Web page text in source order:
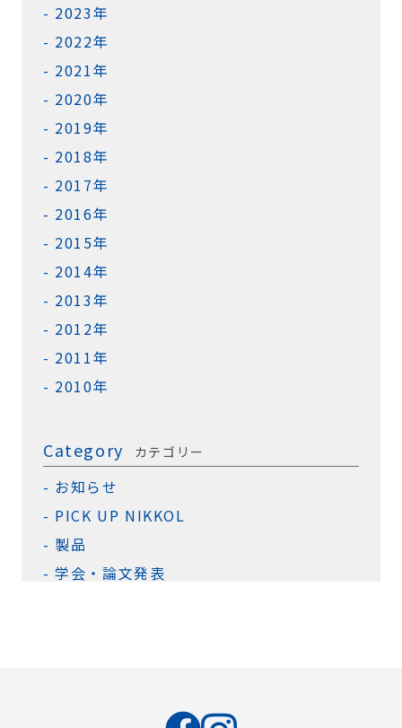
2023年
2022年
2021年
2020年
2019年
2018年
2017年
2016年
2015年
2014年
2013年
2012年
2011年
2010年
Category カテゴリー
お知らせ
PICK UP NIKKOL
製品
学会・論文発表